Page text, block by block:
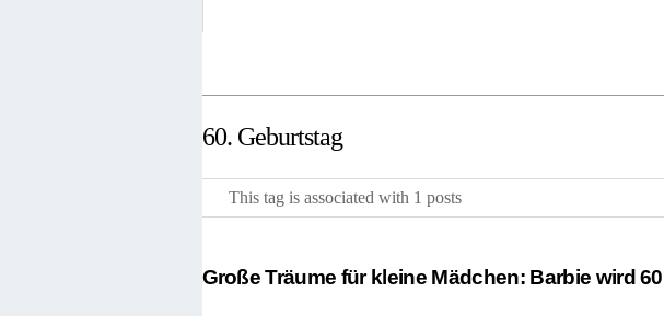
60. Geburtstag
This tag is associated with 1 posts
Große Träume für kleine Mädchen: Barbie wird 60